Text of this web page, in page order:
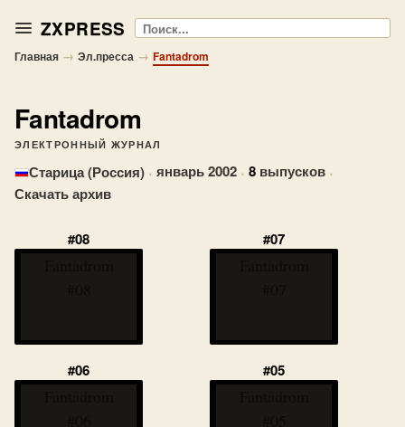
ZXPRESS Поиск
Главная → Эл.пресса → Fantadrom
Fantadrom
ЭЛЕКТРОННЫЙ ЖУРНАЛ
Старица (Россия) · январь 2002 · 8 выпусков ·
Скачать архив
#08 #07
#06 #05